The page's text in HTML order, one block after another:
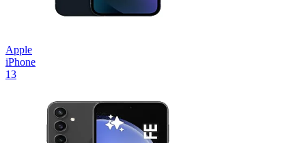
Apple
iPhone
13